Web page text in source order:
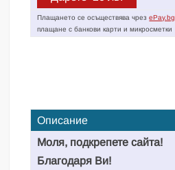
Плащането се осъществява чрезePay.bg
плащане с банкови карти и микросметки
Описание
Моля, подкрепете сайта!
Благодаря Ви!